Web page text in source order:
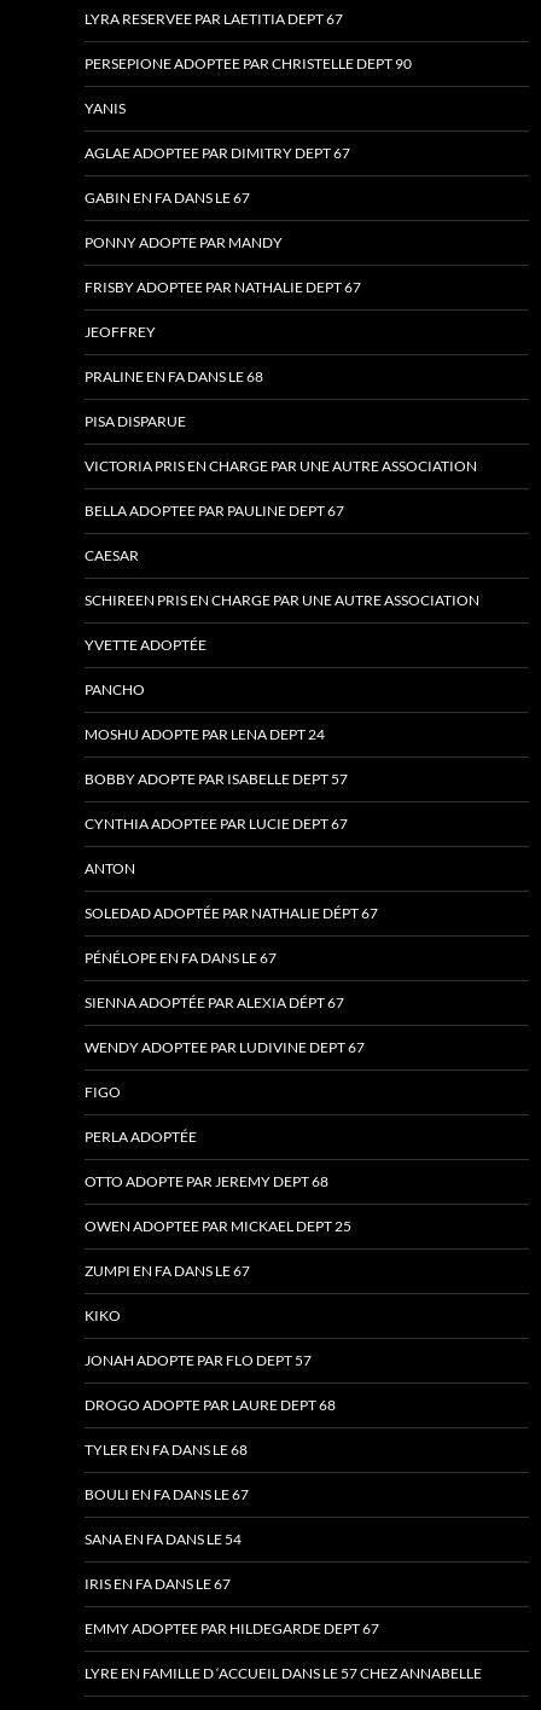
LYRA RESERVEE PAR LAETITIA DEPT 67
PERSEPIONE ADOPTEE PAR CHRISTELLE DEPT 90
YANIS
AGLAE ADOPTEE PAR DIMITRY DEPT 67
GABIN EN FA DANS LE 67
PONNY ADOPTE PAR MANDY
FRISBY ADOPTEE PAR NATHALIE DEPT 67
JEOFFREY
PRALINE EN FA DANS LE 68
PISA DISPARUE
VICTORIA PRIS EN CHARGE PAR UNE AUTRE ASSOCIATION
BELLA ADOPTEE PAR PAULINE DEPT 67
CAESAR
SCHIREEN PRIS EN CHARGE PAR UNE AUTRE ASSOCIATION
YVETTE ADOPTÉE
PANCHO
MOSHU ADOPTE PAR LENA DEPT 24
BOBBY ADOPTE PAR ISABELLE DEPT 57
CYNTHIA ADOPTEE PAR LUCIE DEPT 67
ANTON
SOLEDAD ADOPTÉE PAR NATHALIE DÉPT 67
PÉNÉLOPE EN FA DANS LE 67
SIENNA ADOPTÉE PAR ALEXIA DÉPT 67
WENDY ADOPTEE PAR LUDIVINE DEPT 67
FIGO
PERLA ADOPTÉE
OTTO ADOPTE PAR JEREMY DEPT 68
OWEN ADOPTEE PAR MICKAEL DEPT 25
ZUMPI EN FA DANS LE 67
KIKO
JONAH ADOPTE PAR FLO DEPT 57
DROGO ADOPTE PAR LAURE DEPT 68
TYLER EN FA DANS LE 68
BOULI EN FA DANS LE 67
SANA EN FA DANS LE 54
IRIS EN FA DANS LE 67
EMMY ADOPTEE PAR HILDEGARDE DEPT 67
LYRE EN FAMILLE D ‘ACCUEIL DANS LE 57 CHEZ ANNABELLE